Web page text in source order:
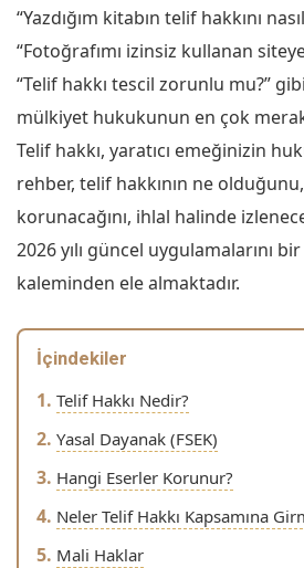
“Yazdığım kitabın telif hakkını
“Fotoğrafımı izinsiz kullanan
“Telif hakkı tescil zorunlu mu?”
mülkiyet hukukunun en çok
Telif hakkı, yaratıcı emeğinizin
rehber, telif hakkının ne olduğunu,
korunacağını, ihlal halinde
2026 yılı güncel uygulamalarını
kaleminden ele almaktadır.
İçindekiler
Telif Hakkı Nedir?
Yasal Dayanak (FSEK)
Hangi Eserler Korunur?
Neler Telif Hakkı Kapsamına
Mali Haklar